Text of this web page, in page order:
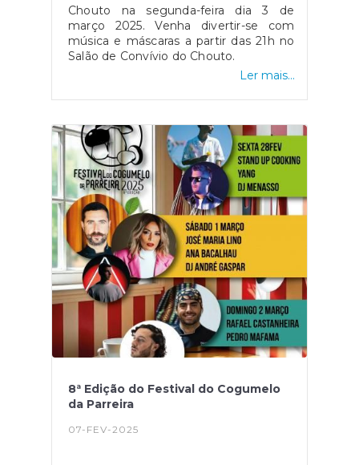
Chouto na segunda-feira dia 3 de
março 2025. Venha divertir-se com
música e máscaras a partir das 21h no
Salão de Convívio do Chouto.
Ler mais...
8ª Edição do Festival do Cogumelo
da Parreira
07-FEV-2025